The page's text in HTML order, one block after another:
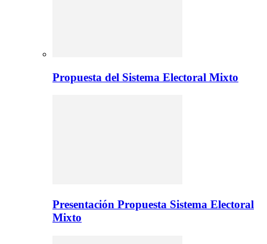
Propuesta del Sistema Electoral Mixto
Presentación Propuesta Sistema Electoral
Mixto